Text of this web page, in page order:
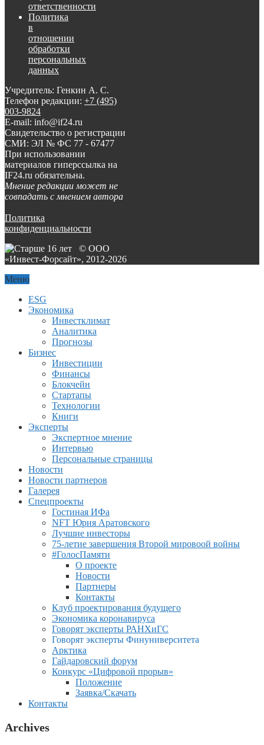
ответственности
Политика
в
отношении
обработки
персональных
данных
Учредитель: Генкин А. С.
Телефон редакции: +7 (495)
003-9824
E-mail: info@if24.ru
Свидетельство о регистрации
СМИ: ЭЛ № ФС 77 - 67477
При использовании
материалов гиперссылка на
IF24.ru обязательна.
Мнение редакции может не
совпадать с мнением автора
Политика
конфиденциальности
© ООО
«Инвест-Форсайт», 2012-2026
Меню
ESG
Экономика
Инвестклимат
Аналитика
Прогнозы
Бизнес
Инвестиции
Финансы
Блокчейн
Стартапы
Технологии
Книги
Эксперты
Экспертное мнение
Интервью
Персональные страницы
Новости
Новости партнеров
Галерея
Спецпроекты
Гостиная ИФа
NFT Юрия Аратовского
Лучшие инвесторы
75-летие завершения Второй мировоой войны
#ГолосПамяти
О проекте
Новости
Партнеры
Контакты
Клуб проектирования будущего
Экономика коронавируса
Говорят эксперты РАНХиГС
Говорят эксперты Финуниверситета
Арктика
Гайдаровский форум
Конкурс «Цифровой прорыв»
Положение
Заявка/Скачать
Контакты
Archives